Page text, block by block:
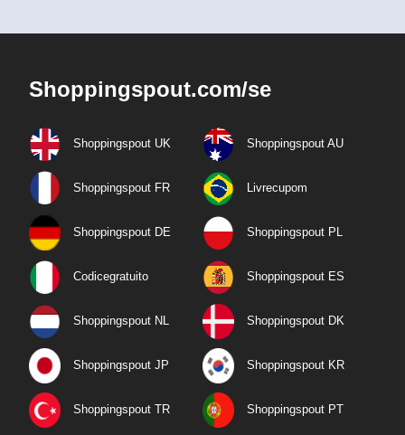
Shoppingspout.com/se
Shoppingspout UK Shoppingspout AU
Shoppingspout FR Livrecupom
Shoppingspout DE Shoppingspout PL
Codicegratuito Shoppingspout ES
Shoppingspout NL Shoppingspout DK
Shoppingspout JP Shoppingspout KR
Shoppingspout TR Shoppingspout PT